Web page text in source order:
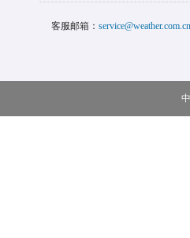
客服邮箱： service@weather.com.cn